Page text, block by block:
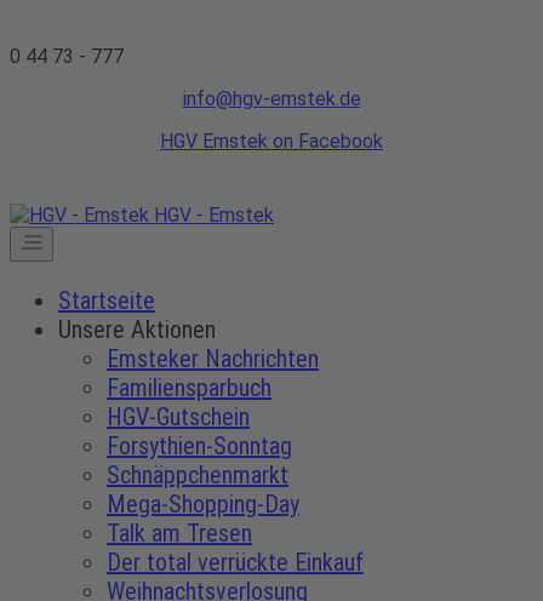
0 44 73 - 777
info@hgv-emstek.de
HGV Emstek on Facebook
HGV - Emstek
Startseite
Unsere Aktionen
Emsteker Nachrichten
Familiensparbuch
HGV-Gutschein
Forsythien-Sonntag
Schnäppchenmarkt
Mega-Shopping-Day
Talk am Tresen
Der total verrückte Einkauf
Weihnachtsverlosung